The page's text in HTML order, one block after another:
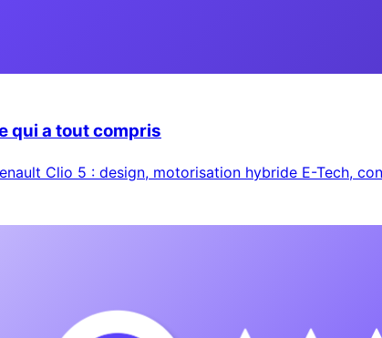
qui a tout compris
Clio 5 : design, motorisation hybride E-Tech,